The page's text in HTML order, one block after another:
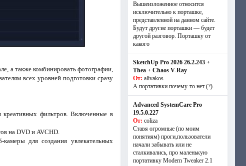
а также комбинировать фотографии,
всех уровней подготовки сразу
креативных фильтров. Включенные в
на DVD и AVCHD.
для создания увлекательных
Вышеизложенное относится
исключительно к порташке,
представленной на данном сайте.
Будут другие порташки — будет
другой разговор. Порташку от
какого
SketchUp Pro 2026 26.2.243 +
Thea + Chaos V-Ray
От: alivakos
А портативки почему-то нет (?).
Advanced SystemCare Pro
19.5.0.227
От: coliza
Ставя огромные (по моим
понятиям) проги,пользователи
начали забывать или не
сталкивались, про маленькую
портативку Modern Tweaker 2.1